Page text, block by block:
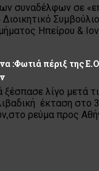
συναδέλφων σε
Ηπείρου &
:Φωτιά πέριξ της
ξέσπασε λίγο μετά
έκταση στο
ρεύμα προς